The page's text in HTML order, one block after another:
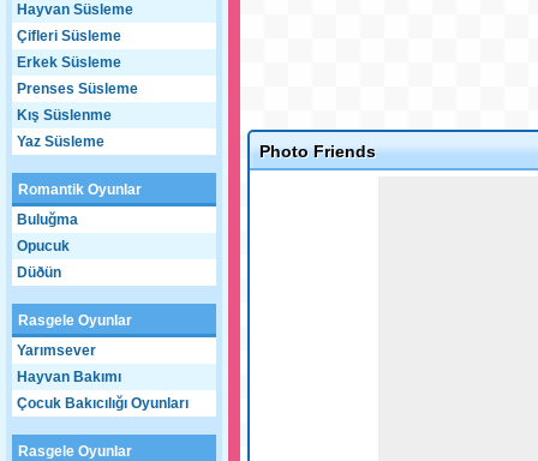
Hayvan Süsleme
Çifleri Süsleme
Erkek Süsleme
Prenses Süsleme
Kış Süslenme
Yaz Süsleme
Romantik Oyunlar
Buluğma
Opucuk
Düðün
Rasgele Oyunlar
Yarımsever
Hayvan Bakımı
Çocuk Bakıcılığı Oyunları
Rasgele Oyunlar
Photo Friends